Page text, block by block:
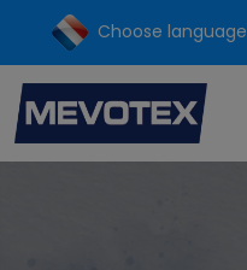
Choose language